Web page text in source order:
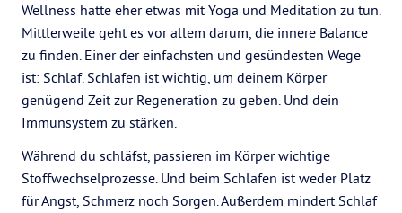
Wellness hatte eher etwas mit Yoga und Meditation zu tun.
Mittlerweile geht es vor allem darum, die innere Balance
zu finden. Einer der einfachsten und gesündesten Wege
ist: Schlaf. Schlafen ist wichtig, um deinem Körper
genügend Zeit zur Regeneration zu geben. Und dein
Immunsystem zu stärken.
Während du schläfst, passieren im Körper wichtige
Stoffwechselprozesse. Und beim Schlafen ist weder Platz
für Angst, Schmerz noch Sorgen. Außerdem mindert Schlaf